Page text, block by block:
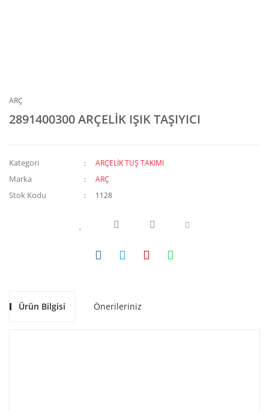
ARÇ
2891400300 ARÇELİK IŞIK TAŞIYICI
Kategori ARÇELİK TUŞ TAKIMI
Marka ARÇ
Stok Kodu 1128
Ürün Bilgisi Önerileriniz